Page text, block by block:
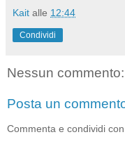
Kait alle 12:44
Condividi
Nessun commento:
Posta un
Commenta e condividi